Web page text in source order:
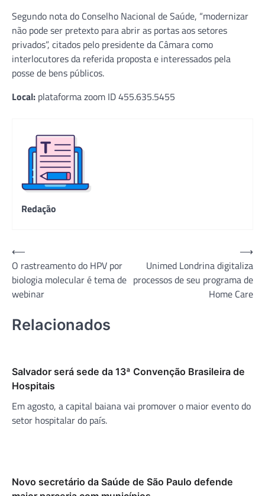
Segundo nota do Conselho Nacional de Saúde, “modernizar
não pode ser pretexto para abrir as portas aos setores
privados”, citados pelo presidente da Câmara como
interlocutores da referida proposta e interessados pela
posse de bens públicos.
Local: plataforma zoom ID 455.635.5455
Redação
Navegação
de
Post
⟵
O rastreamento do HPV por
biologia molecular é tema de
webinar
Unimed Londrina digitaliza
processos de seu programa de
Home Care
⟶
Relacionados
Salvador será sede da 13ª Convenção Brasileira de
Hospitais
Em agosto, a capital baiana vai promover o maior evento do
setor hospitalar do país.
Novo secretário da Saúde de São Paulo defende